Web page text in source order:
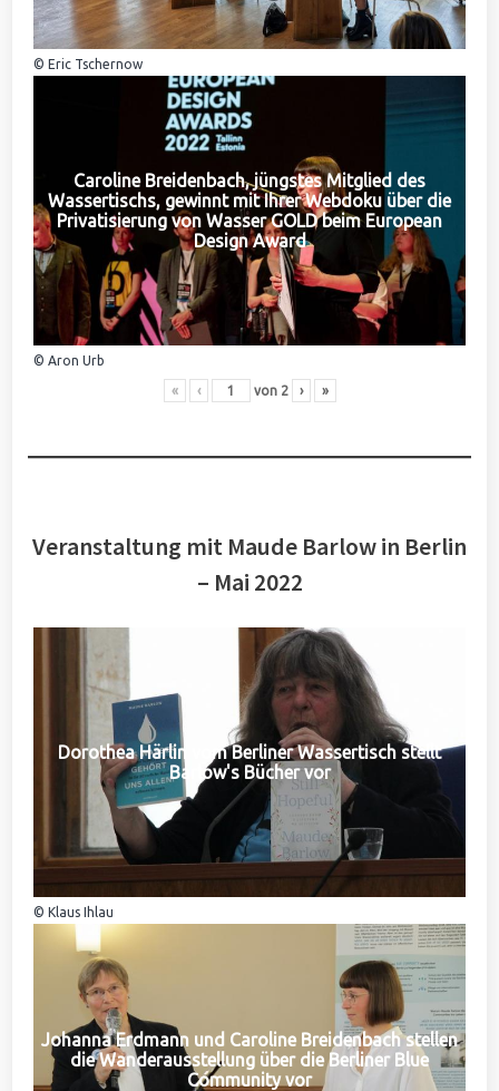
© Eric Tschernow
Caroline Breidenbach, jüngstes Mitglied des
Wassertischs, gewinnt mit Ihrer Webdoku über die
Privatisierung von Wasser GOLD beim European
Design Award
© Aron Urb
« ‹ von 2 › »
Veranstaltung mit Maude Barlow in Berlin
– Mai 2022
Dorothea Härlin vom Berliner Wassertisch stellt
Barlow's Bücher vor
© Klaus Ihlau
Johanna Erdmann und Caroline Breidenbach stellen
die Wanderausstellung über die Berliner Blue
Community vor